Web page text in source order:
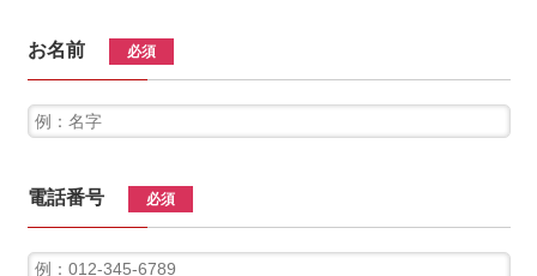
お名前 必須
電話番号 必須